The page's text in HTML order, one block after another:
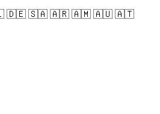
🇩🇪 🇸🇦 🇦🇷 🇦🇲 🇦🇺 🇦🇹